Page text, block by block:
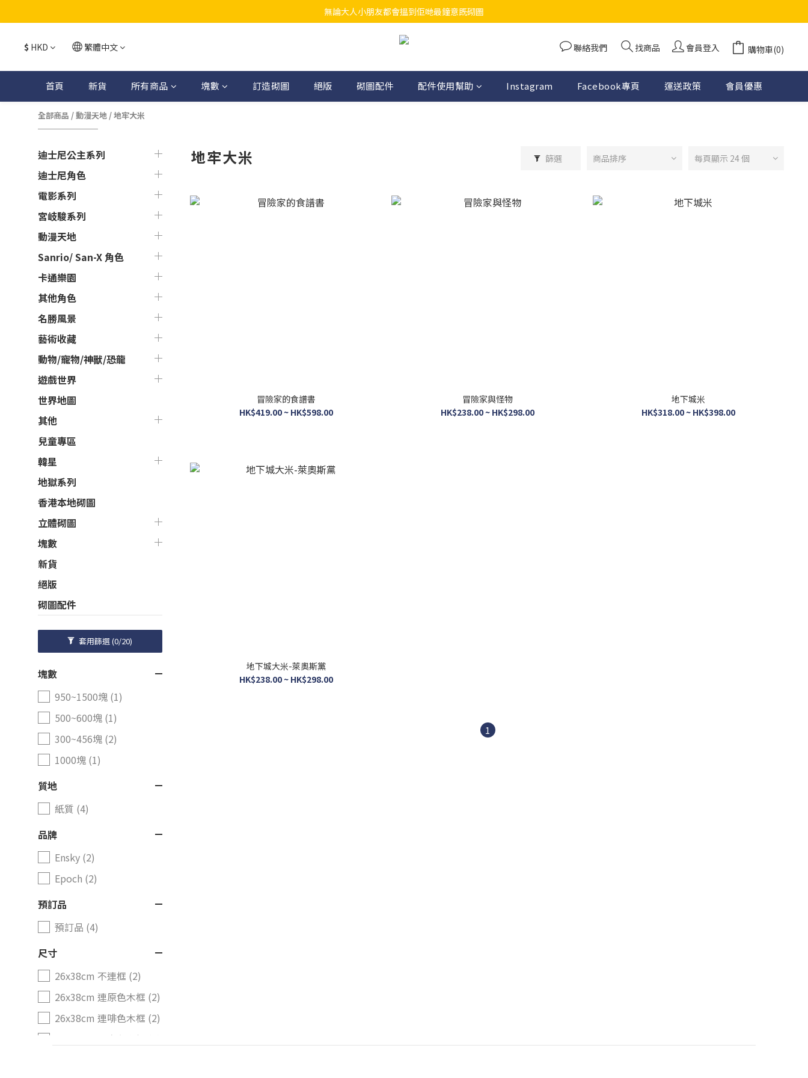
江帆天楊砌圖
無論大人小朋友都會搵到佢哋最鐘意既砌圖
江帆天楊砌圖
$ HKD 繁體中文 聯絡我們 找商品 會員登入 購物車(0)
首頁 新貨 所有商品 塊數 訂造砌圖 絕版 砌圖配件 配件使用幫助 Instagram Facebook專頁 運送政策 會員優惠
全部商品 /動漫天地 /地牢大米
迪士尼公主系列
迪士尼角色
電影系列
宮岐駿系列
動漫天地
Sanrio/ San-X 角色
卡通樂園
其他角色
名勝風景
藝術收藏
動物/寵物/神獸/恐龍
遊戲世界
世界地圖
其他
兒童專區
韓星
地獄系列
香港本地砌圖
立體砌圖
塊數
新貨
絕版
砌圖配件
套用篩選(0/20)
塊數
950~1500塊 (1)
500~600塊 (1)
300~456塊 (2)
1000塊 (1)
質地
紙質 (4)
品牌
Ensky (2)
Epoch (2)
預訂品
預訂品 (4)
尺寸
26x38cm 不連框 (2)
26x38cm 連原色木框 (2)
26x38cm 連啡色木框 (2)
26x38cm 連白色木框 (2)
地牢大米 篩選 商品排序 每頁顯示 24 個
冒險家的食譜書
HK$419.00 ~ HK$598.00
冒險家與怪物
HK$238.00 ~ HK$298.00
地下城米
HK$318.00 ~ HK$398.00
地下城大米-萊奧斯黨
HK$238.00 ~ HK$298.00
1